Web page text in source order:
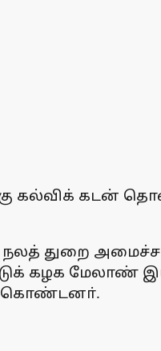
கல்விக் கடன்
துறை அமைச்சா்
கழக
கொண்டனா்.